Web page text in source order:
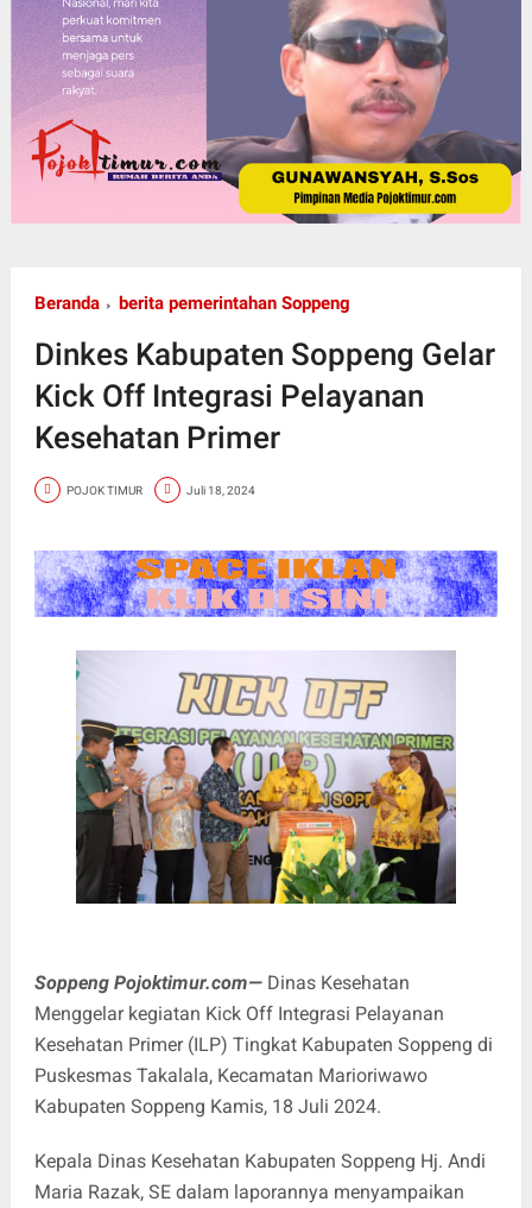
Beranda berita pemerintahan Soppeng
Dinkes Kabupaten Soppeng Gelar
Kick Off Integrasi Pelayanan
Kesehatan Primer
POJOK TIMUR Juli 18, 2024
Soppeng Pojoktimur.com—Dinas Kesehatan
Menggelar kegiatan Kick Off Integrasi Pelayanan
Kesehatan Primer (ILP) Tingkat Kabupaten Soppeng di
Puskesmas Takalala, Kecamatan Marioriwawo
Kabupaten Soppeng Kamis, 18 Juli 2024.
Kepala Dinas Kesehatan Kabupaten Soppeng Hj. Andi
Maria Razak, SE dalam laporannya menyampaikan